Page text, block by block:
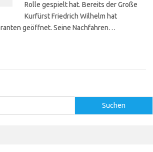
Rolle gespielt hat. Bereits der Große
Kurfürst Friedrich Wilhelm hat
geöffnet. Seine Nachfahren…
Suchen